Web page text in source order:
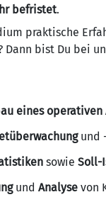
befristet.
praktische
bist Du bei
eines
und
sowie Soll-
und Analyse von